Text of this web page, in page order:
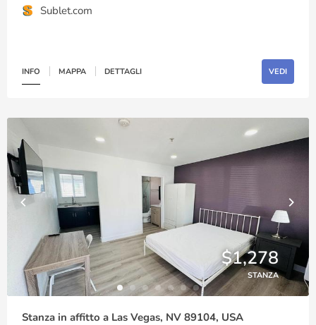
Sublet.com
INFO MAPPA DETTAGLI VEDI
$1,278
STANZA
Stanza in affitto a Las Vegas, NV 89104, USA